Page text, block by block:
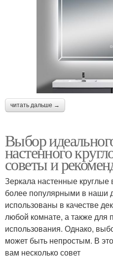
читать дальше →
Выбор
настенного
советы и
Зеркала настенные круглые
более популярными в наши
использованы в качестве
любой комнате, а также для
использования. Однако,
может быть непростым. В
вам несколько совет